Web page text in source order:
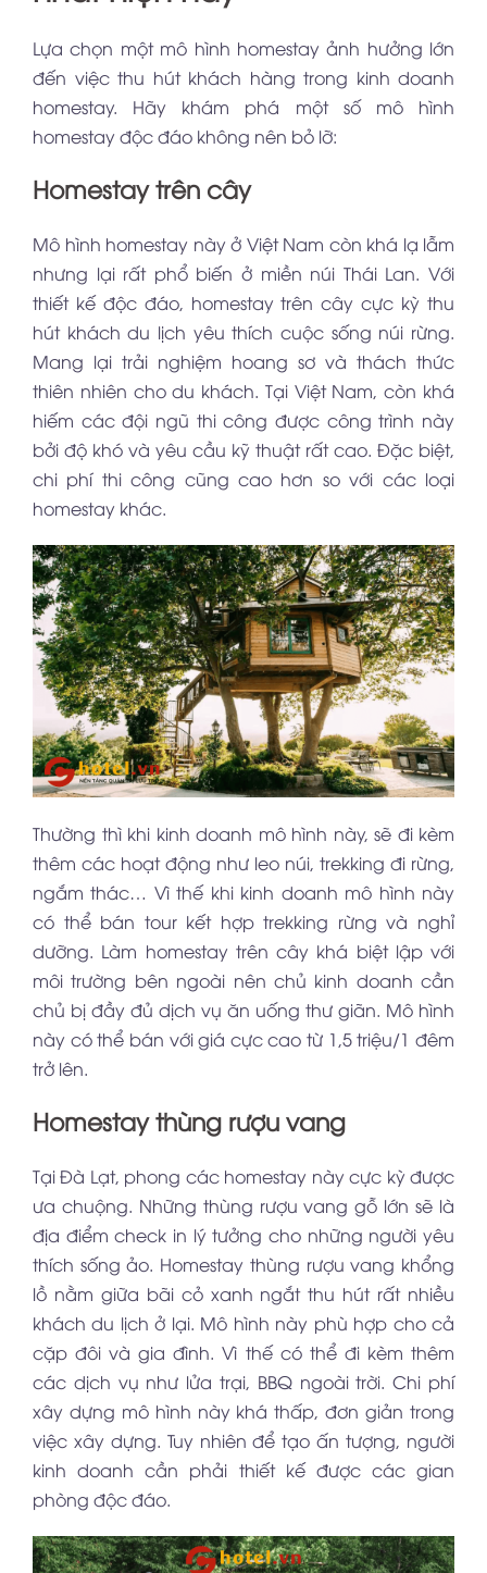
Lựa chọn một mô hình homestay ảnh hưởng lớn
đến việc thu hút khách hàng trong kinh doanh
homestay. Hãy khám phá một số mô hình
homestay độc đáo không nên bỏ lỡ:
Homestay trên cây
Mô hình homestay này ở Việt Nam còn khá lạ lẫm
nhưng lại rất phổ biến ở miền núi Thái Lan. Với
thiết kế độc đáo, homestay trên cây cực kỳ thu
hút khách du lịch yêu thích cuộc sống núi rừng.
Mang lại trải nghiệm hoang sơ và thách thức
thiên nhiên cho du khách. Tại Việt Nam, còn khá
hiếm các đội ngũ thi công được công trình này
bởi độ khó và yêu cầu kỹ thuật rất cao. Đặc biệt,
chi phí thi công cũng cao hơn so với các loại
homestay khác.
Thường thì khi kinh doanh mô hình này, sẽ đi kèm
thêm các hoạt động như leo núi, trekking đi rừng,
ngắm thác… Vì thế khi kinh doanh mô hình này
có thể bán tour kết hợp trekking rừng và nghỉ
dưỡng. Làm homestay trên cây khá biệt lập với
môi trường bên ngoài nên chủ kinh doanh cần
chủ bị đầy đủ dịch vụ ăn uống thư giãn. Mô hình
này có thể bán với giá cực cao từ 1,5 triệu/1 đêm
trở lên.
Homestay thùng rượu vang
Tại Đà Lạt, phong các homestay này cực kỳ được
ưa chuộng. Những thùng rượu vang gỗ lớn sẽ là
địa điểm check in lý tưởng cho những người yêu
thích sống ảo. Homestay thùng rượu vang khổng
lồ nằm giữa bãi cỏ xanh ngắt thu hút rất nhiều
khách du lịch ở lại. Mô hình này phù hợp cho cả
cặp đôi và gia đình. Vì thế có thể đi kèm thêm
các dịch vụ như lửa trại, BBQ ngoài trời. Chi phí
xây dựng mô hình này khá thấp, đơn giản trong
việc xây dựng. Tuy nhiên để tạo ấn tượng, người
kinh doanh cần phải thiết kế được các gian
phòng độc đáo.